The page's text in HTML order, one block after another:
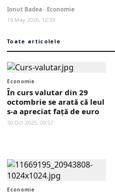
Ionut Badea · Economie
19 May 2026, 12:59
Toate articolele
Economie
În curs valutar din 29
octombrie se arată că leul
s-a apreciat față de euro
30 Oct 2025, 09:57
Economie